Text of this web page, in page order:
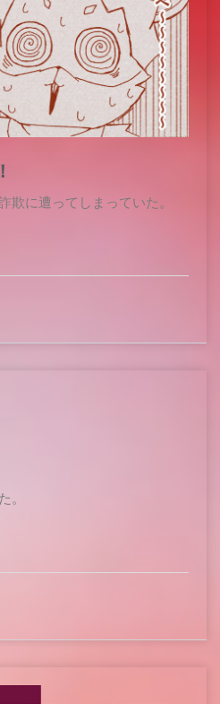
欺に遭ってしまっていた。
。